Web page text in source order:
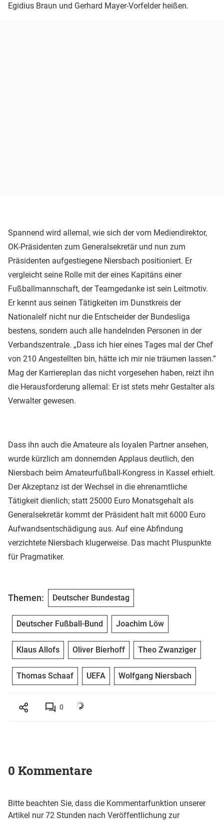
Egidius Braun und Gerhard Mayer-Vorfelder heißen.
Spannend wird allemal, wie sich der vom Mediendirektor,
OK-Präsidenten zum Generalsekretär und nun zum
Präsidenten aufgestiegene Niersbach positioniert. Er
vergleicht seine Rolle mit der eines Kapitäns einer
Fußballmannschaft, der Teamgedanke ist sein Leitmotiv.
Er kennt aus seinen Tätigkeiten im Dunstkreis der
Nationalelf nicht nur die Entscheider der Bundesliga
bestens, sondern auch alle handelnden Personen in der
Verbandszentrale. „Dass ich hier eines Tages mal der Chef
von 210 Angestellten bin, hätte ich mir nie träumen lassen.”
Mag der Karriereplan das nicht vorgesehen haben, reizt ihn
die Herausforderung allemal: Er ist stets mehr Gestalter als
Verwalter gewesen.
Dass ihn auch die Amateure als loyalen Partner ansehen,
wurde kürzlich am donnernden Applaus deutlich, den
Niersbach beim Amateurfußball-Kongress in Kassel erhielt.
Der Akzeptanz ist der Wechsel in die ehrenamtliche
Tätigkeit dienlich; statt 25000 Euro Monatsgehalt als
Generalsekretär kommt der Präsident halt mit 6000 Euro
Aufwandsentschädigung aus. Auf eine Abfindung
verzichtete Niersbach klugerweise. Das macht Pluspunkte
für Pragmatiker.
Themen: Deutscher Bundestag
Deutscher Fußball-Bund Joachim Löw
Klaus Allofs Oliver Bierhoff Theo Zwanziger
Thomas Schaaf UEFA Wolfgang Niersbach
0
0 Kommentare
Bitte beachten Sie, dass die Kommentarfunktion unserer
Artikel nur 72 Stunden nach Veröffentlichung zur